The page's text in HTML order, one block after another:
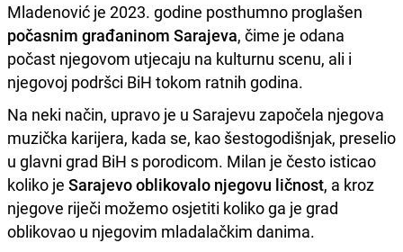
Mladenović je 2023. godine posthumno proglašen
počasnim građaninom Sarajeva, čime je odana
počast njegovom utjecaju na kulturnu scenu, ali i
njegovoj podršci BiH tokom ratnih godina.
Na neki način, upravo je u Sarajevu započela njegova
muzička karijera, kada se, kao šestogodišnjak, preselio
u glavni grad BiH s porodicom. Milan je često isticao
koliko je Sarajevo oblikovalo njegovu ličnost, a kroz
njegove riječi možemo osjetiti koliko ga je grad
oblikovao u njegovim mladalačkim danima.